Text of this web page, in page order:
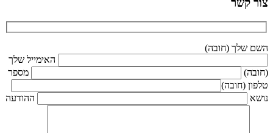
צור קשר
השם שלך (חובה)
האימייל שלך
(חובה)
מספר
טלפון (חובה)
נושא
ההודעה